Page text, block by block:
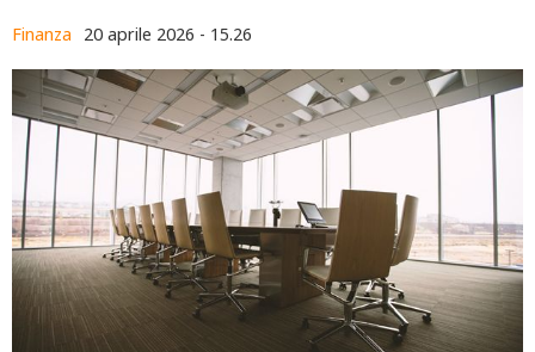
Finanza 20 aprile 2026 - 15.26